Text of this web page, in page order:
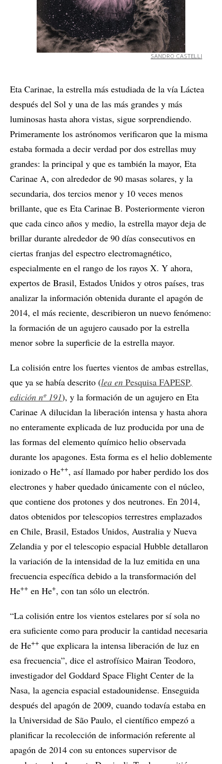
SANDRO CASTELLI
Eta Carinae, la estrella más estudiada de la vía Láctea
después del Sol y una de las más grandes y más
luminosas hasta ahora vistas, sigue sorprendiendo.
Primeramente los astrónomos verificaron que la misma
estaba formada a decir verdad por dos estrellas muy
grandes: la principal y que es también la mayor, Eta
Carinae A, con alrededor de 90 masas solares, y la
secundaria, dos tercios menor y 10 veces menos
brillante, que es Eta Carinae B. Posteriormente vieron
que cada cinco años y medio, la estrella mayor deja de
brillar durante alrededor de 90 días consecutivos en
ciertas franjas del espectro electromagnético,
especialmente en el rango de los rayos X. Y ahora,
expertos de Brasil, Estados Unidos y otros países, tras
analizar la información obtenida durante el apagón de
2014, el más reciente, describieron un nuevo fenómeno:
la formación de un agujero causado por la estrella
menor sobre la superficie de la estrella mayor.
La colisión entre los fuertes vientos de ambas estrellas,
que ya se había descrito (lea en Pesquisa FAPESP,
edición nº 191), y la formación de un agujero en Eta
Carinae A dilucidan la liberación intensa y hasta ahora
no enteramente explicada de luz producida por una de
las formas del elemento químico helio observada
durante los apagones. Esta forma es el helio doblemente
ionizado o He++, así llamado por haber perdido los dos
electrones y haber quedado únicamente con el núcleo,
que contiene dos protones y dos neutrones. En 2014,
datos obtenidos por telescopios terrestres emplazados
en Chile, Brasil, Estados Unidos, Australia y Nueva
Zelandia y por el telescopio espacial Hubble detallaron
la variación de la intensidad de la luz emitida en una
frecuencia específica debido a la transformación del
He++ en He+, con tan sólo un electrón.
“La colisión entre los vientos estelares por sí sola no
era suficiente como para producir la cantidad necesaria
de He++ que explicara la intensa liberación de luz en
esa frecuencia”, dice el astrofísico Mairan Teodoro,
investigador del Goddard Space Flight Center de la
Nasa, la agencia espacial estadounidense. Enseguida
después del apagón de 2009, cuando todavía estaba en
la Universidad de São Paulo, el científico empezó a
planificar la recolección de información referente al
apagón de 2014 con su entonces supervisor de